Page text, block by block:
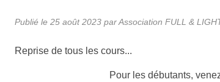
Publié le 25 août 2023 par Association FULL &
Reprise de tous les cours...
Pour les débutants,